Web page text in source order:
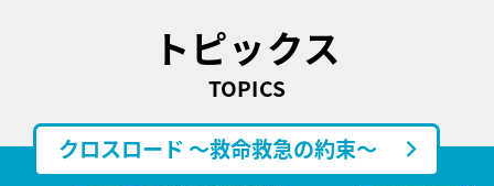
トピックス
TOPICS
クロスロード ～救命救急の約束～